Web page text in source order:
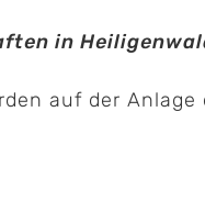
in
auf der Anlage